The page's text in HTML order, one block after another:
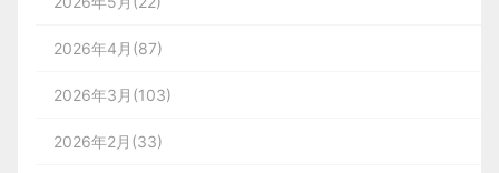
2026年4月(87)
2026年3月(103)
2026年2月(33)